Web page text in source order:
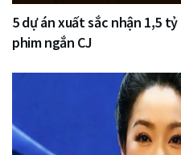
5 dự án xuất sắc nhận 1,5
phim ngắn CJ